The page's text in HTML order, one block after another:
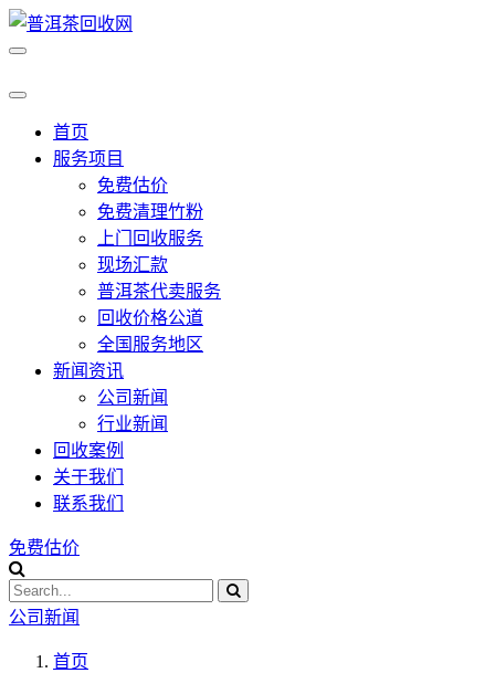
首页
服务项目
免费估价
免费清理竹粉
上门回收服务
现场汇款
普洱茶代卖服务
回收价格公道
全国服务地区
新闻资讯
公司新闻
行业新闻
回收案例
关于我们
联系我们
免费估价
公司新闻
首页